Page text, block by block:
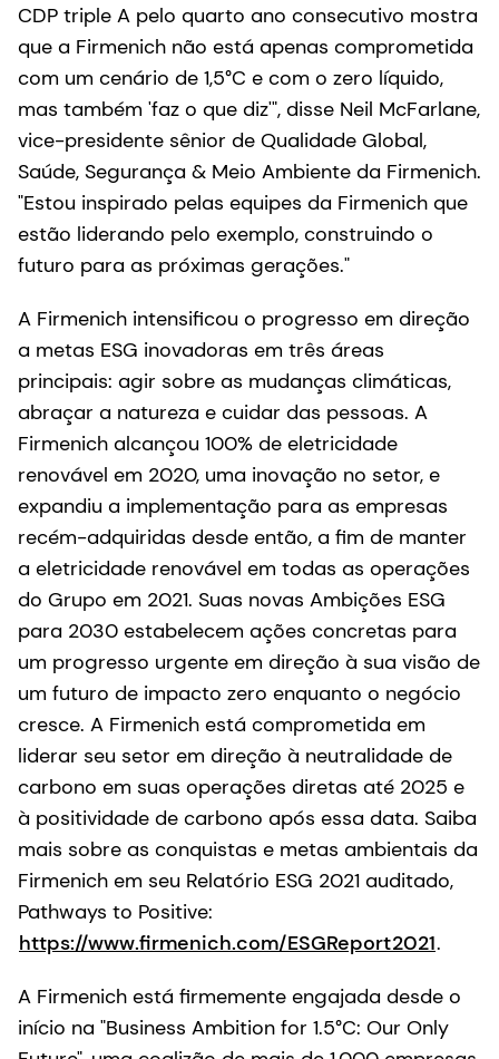
CDP triple A pelo quarto ano consecutivo mostra
que a Firmenich não está apenas comprometida
com um cenário de 1,5°C e com o zero líquido,
mas também 'faz o que diz'", disse Neil McFarlane,
vice-presidente sênior de Qualidade Global,
Saúde, Segurança & Meio Ambiente da Firmenich.
"Estou inspirado pelas equipes da Firmenich que
estão liderando pelo exemplo, construindo o
futuro para as próximas gerações."
A Firmenich intensificou o progresso em direção
a metas ESG inovadoras em três áreas
principais: agir sobre as mudanças climáticas,
abraçar a natureza e cuidar das pessoas. A
Firmenich alcançou 100% de eletricidade
renovável em 2020, uma inovação no setor, e
expandiu a implementação para as empresas
recém-adquiridas desde então, a fim de manter
a eletricidade renovável em todas as operações
do Grupo em 2021. Suas novas Ambições ESG
para 2030 estabelecem ações concretas para
um progresso urgente em direção à sua visão de
um futuro de impacto zero enquanto o negócio
cresce. A Firmenich está comprometida em
liderar seu setor em direção à neutralidade de
carbono em suas operações diretas até 2025 e
à positividade de carbono após essa data. Saiba
mais sobre as conquistas e metas ambientais da
Firmenich em seu Relatório ESG 2021 auditado,
Pathways to Positive:
https://www.firmenich.com/ESGReport2021.
A Firmenich está firmemente engajada desde o
início na "Business Ambition for 1.5°C: Our Only